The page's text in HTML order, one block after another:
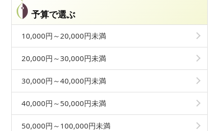
予算で選ぶ
10,000円～20,000円未満
20,000円～30,000円未満
30,000円～40,000円未満
40,000円～50,000円未満
50,000円～100,000円未満